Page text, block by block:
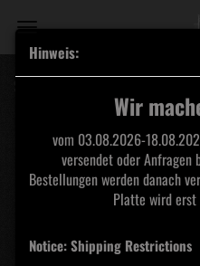
Hinweis:
Wir
vom 03.08.2026-
versendet oder
Bestellungen werden danach
Platte wird erst
Notice: Shipping Restrictions